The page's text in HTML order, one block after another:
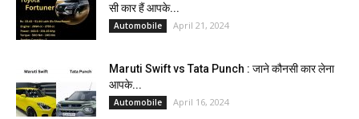
सी कार हैं आपके...
Automobile April 21, 2024
Maruti Swift vs Tata Punch : जाने कौनसी कार लेना
आपके...
Automobile April 16, 2024